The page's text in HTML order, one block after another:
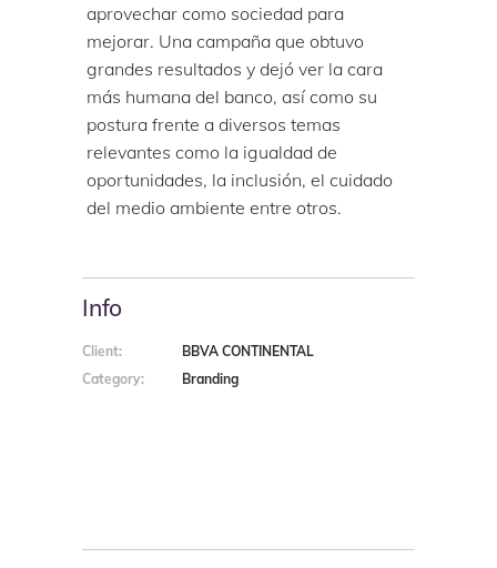
aprovechar como sociedad para
mejorar. Una campaña que obtuvo
grandes resultados y dejó ver la cara
más humana del banco, así como su
postura frente a diversos temas
relevantes como la igualdad de
oportunidades, la inclusión, el cuidado
del medio ambiente entre otros.
Info
Client:
BBVA CONTINENTAL
Category:
Branding